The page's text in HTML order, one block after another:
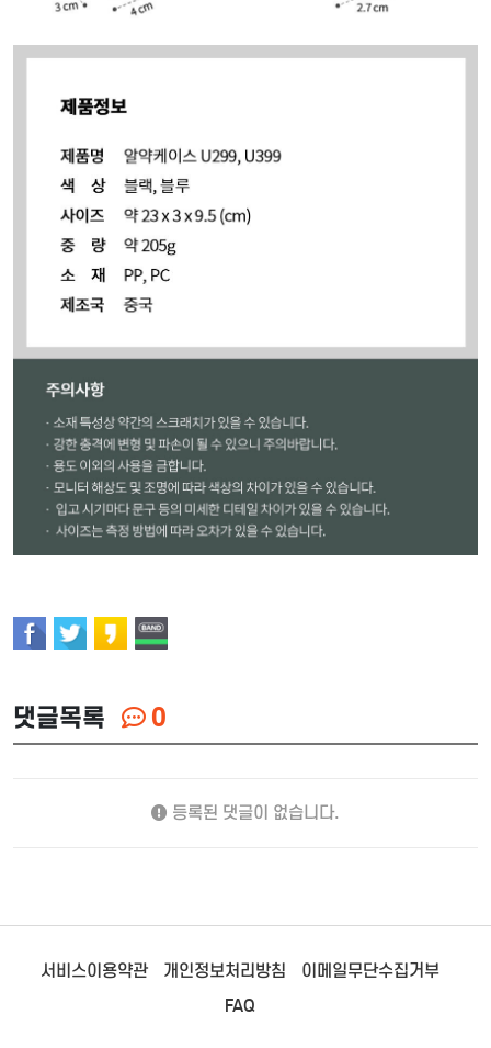
댓글목록 0
등록된 댓글이 없습니다.
서비스이용약관 개인정보처리방침
이메일무단수집거부
FAQ